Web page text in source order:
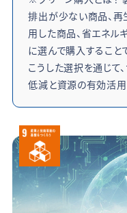
排出が少ない商品、再
用した商品、省エネ
に選んで購入すること
こうした選択を通じて
低減と資源の有効活用